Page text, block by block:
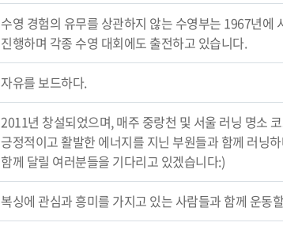
수영 경험의 유무를 상관하지 않는 수영부는 1967년에
진행하며 각종 수영 대회에도 출전하고 있습니다.
자유를 보드하다.
2011년 창설되었으며, 매주 중랑천 및 서울 러닝 명소
긍정적이고 활발한 에너지를 지닌 부원들과 함께 러닝
함께 달릴 여러분들을 기다리고 있겠습니다:)
복싱에 관심과 흥미를 가지고 있는 사람들과 함께 운동